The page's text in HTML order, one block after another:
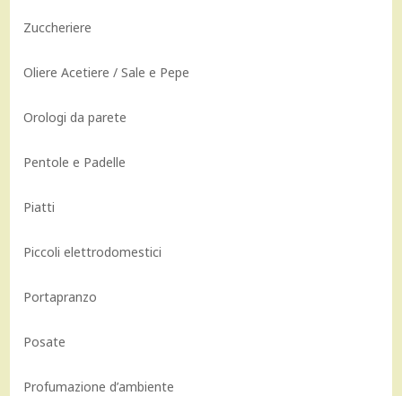
Zuccheriere
Oliere Acetiere / Sale e Pepe
Orologi da parete
Pentole e Padelle
Piatti
Piccoli elettrodomestici
Portapranzo
Posate
Profumazione d’ambiente